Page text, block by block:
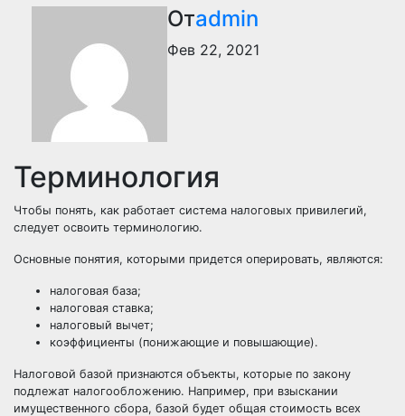
Отadmin
Фев 22, 2021
Терминология
Чтобы понять, как работает система налоговых привилегий,
следует освоить терминологию.
Основные понятия, которыми придется оперировать, являются:
налоговая база;
налоговая ставка;
налоговый вычет;
коэффициенты (понижающие и повышающие).
Налоговой базой признаются объекты, которые по закону
подлежат налогообложению. Например, при взыскании
имущественного сбора, базой будет общая стоимость всех